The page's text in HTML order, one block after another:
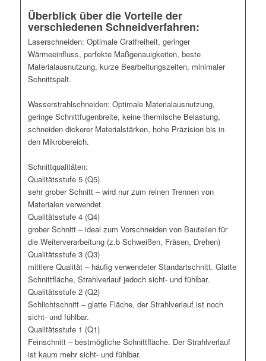
Überblick über die Vorteile der
verschiedenen Schneidverfahren:
Laserschneiden: Optimale Gratfreiheit, geringer
Wärmeeinfluss, perfekte Maßgenauigkeiten, beste
Materialausnutzung, kurze Bearbeitungszeiten, minimaler
Schnittspalt.
Wasserstrahlschneiden: Optimale Materialausnutzung,
geringe Schnittfugenbreite, keine thermische Belastung,
schneiden dickerer Materialstärken, hohe Präzision bis in
den Mikrobereich.
Schnittqualitäten:
Qualitätsstufe 5 (Q5)
sehr grober Schnitt – wird nur zum reinen Trennen von
Materialen verwendet.
Qualitätsstufe 4 (Q4)
grober Schnitt – ideal zum Vorschneiden von Bauteilen für
die Weiterverarbeitung (z.b Schweißen, Fräsen, Drehen)
Qualitätsstufe 3 (Q3)
mittlere Qualität – häufig verwendeter Standartschnitt. Glatte
Schnittfläche, Strahlverlauf jedoch sicht- und fühlbar.
Qualitätsstufe 2 (Q2)
Schlichtschnitt – glatte Fläche, der Strahlverlauf ist noch
sicht- und fühlbar.
Qualitätsstufe 1 (Q1)
Feinschnitt – bestmögliche Schnittfläche. Der Strahlverlauf
ist kaum mehr sicht- und fühlbar.